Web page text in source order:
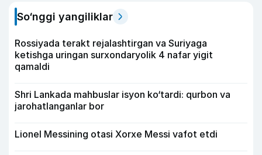
So‘nggi yangiliklar
Rossiyada terakt rejalashtirgan va Suriyaga
ketishga uringan surxondaryolik 4 nafar yigit
qamaldi
Shri Lankada mahbuslar isyon ko‘tardi: qurbon va
jarohatlanganlar bor
Lionel Messining otasi Xorxe Messi vafot etdi